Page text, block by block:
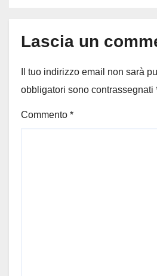
Lascia un
Il tuo indirizzo email non sarà
obbligatori sono contrassegnati
Commento *